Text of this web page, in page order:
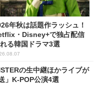
年秋は話題作ラッシュ！
・Disney+で独占配信
る韓国ドラマ3選
の生中継ほかライブが
」K-POP公演4選